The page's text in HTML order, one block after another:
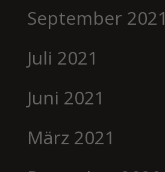
September 2021
Juli 2021
Juni 2021
März 2021